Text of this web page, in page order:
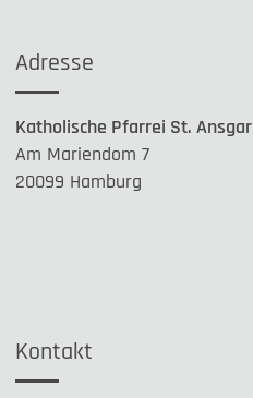
Adresse
Katholische Pfarrei St. Ansgar
Am Mariendom 7
20099 Hamburg
Kontakt